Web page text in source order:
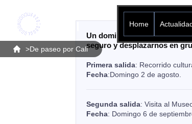
>De paseo por Cali
Home
Un domingo al mes
seguro y desplazarnos en
Primera salida: Recorrido
Fecha:Domingo 2 de agosto.
Segunda salida: Visita al
Fecha: Domingo 6 de